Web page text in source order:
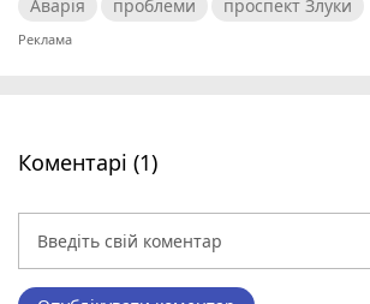
Аварія проблеми проспект Злуки
Коментарі (1)